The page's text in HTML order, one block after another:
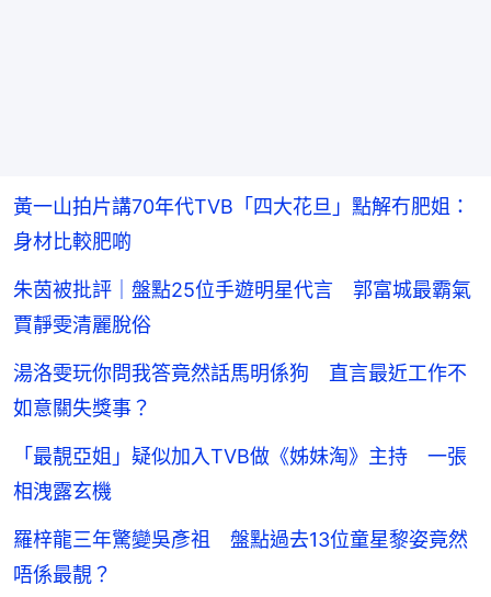
黃一山拍片講70年代TVB「四大花旦」點解冇肥姐：
身材比較肥啲
朱茵被批評｜盤點25位手遊明星代言 郭富城最霸氣
賈靜雯清麗脫俗
湯洛雯玩你問我答竟然話馬明係狗 直言最近工作不
如意關失獎事？
「最靚亞姐」疑似加入TVB做《姊妹淘》主持 一張
相洩露玄機
羅梓龍三年驚變吳彥祖 盤點過去13位童星黎姿竟然
唔係最靚？